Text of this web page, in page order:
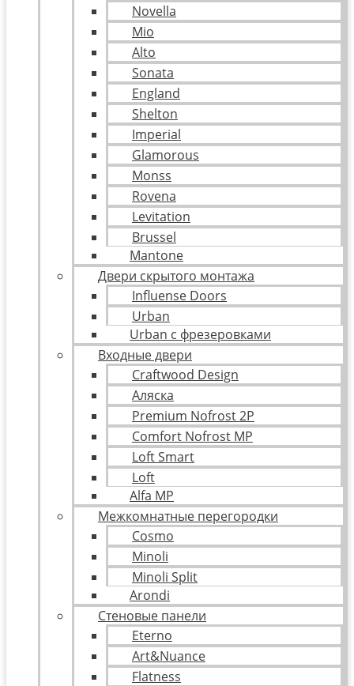
Novella
Mio
Alto
Sonata
England
Shelton
Imperial
Glamorous
Monss
Rovena
Levitation
Brussel
Mantone
Двери скрытого монтажа
Influense Doors
Urban
Urban с фрезеровками
Входные двери
Craftwood Design
Аляска
Premium Nofrost 2P
Comfort Nofrost MP
Loft Smart
Loft
Alfa MP
Межкомнатные перегородки
Cosmo
Minoli
Minoli Split
Arondi
Стеновые панели
Eterno
Art&Nuance
Flatness